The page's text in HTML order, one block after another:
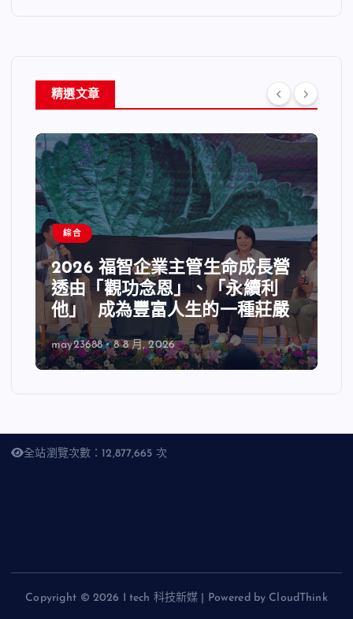
精選文章
綜合
2026 福智企業主管生命成長營
透由「觀功念恩」、「永續利
他」 成為豐富人生的一種莊嚴
may23688 8 8 月, 2026
全站瀏覽次數：12,877,665 次
Copyright © 2026 I tech 科技新媒 | Powered by CloudThink